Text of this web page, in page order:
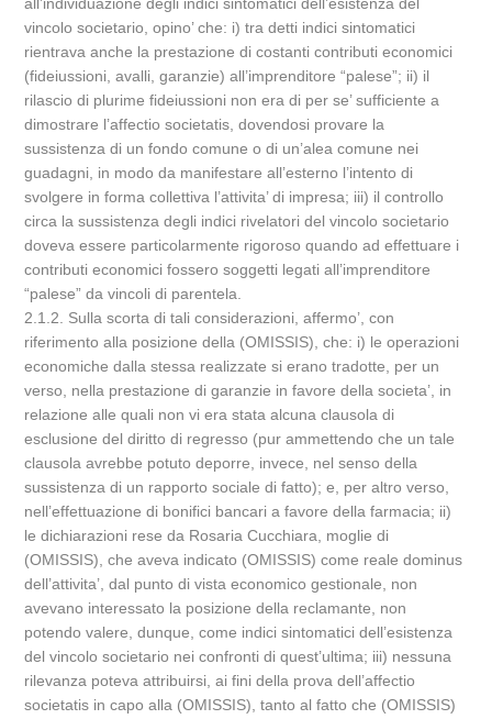
vincolo societario, opino’ che: i) tra detti indici sintomatici
rientrava anche la prestazione di costanti contributi economici
(fideiussioni, avalli, garanzie) all’imprenditore “palese”; ii) il
rilascio di plurime fideiussioni non era di per se’ sufficiente a
dimostrare l’affectio societatis, dovendosi provare la
sussistenza di un fondo comune o di un’alea comune nei
guadagni, in modo da manifestare all’esterno l’intento di
svolgere in forma collettiva l’attivita’ di impresa; iii) il controllo
circa la sussistenza degli indici rivelatori del vincolo societario
doveva essere particolarmente rigoroso quando ad effettuare i
contributi economici fossero soggetti legati all’imprenditore
“palese” da vincoli di parentela.
2.1.2. Sulla scorta di tali considerazioni, affermo’, con
riferimento alla posizione della (OMISSIS), che: i) le operazioni
economiche dalla stessa realizzate si erano tradotte, per un
verso, nella prestazione di garanzie in favore della societa’, in
relazione alle quali non vi era stata alcuna clausola di
esclusione del diritto di regresso (pur ammettendo che un tale
clausola avrebbe potuto deporre, invece, nel senso della
sussistenza di un rapporto sociale di fatto); e, per altro verso,
nell’effettuazione di bonifici bancari a favore della farmacia; ii)
le dichiarazioni rese da Rosaria Cucchiara, moglie di
(OMISSIS), che aveva indicato (OMISSIS) come reale dominus
dell’attivita’, dal punto di vista economico gestionale, non
avevano interessato la posizione della reclamante, non
potendo valere, dunque, come indici sintomatici dell’esistenza
del vincolo societario nei confronti di quest’ultima; iii) nessuna
rilevanza poteva attribuirsi, ai fini della prova dell’affectio
societatis in capo alla (OMISSIS), tanto al fatto che (OMISSIS)